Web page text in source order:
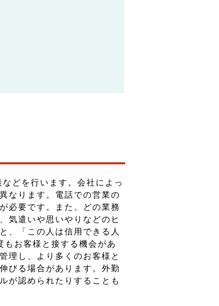
どを行います。会社によっ
なります。電話での営業の
必要です。また、どの業務
気遣いや思いやりなどのヒ
、「この人は信用できる人
お客様と接する機会があ
理し、より多くのお客様と
びる場合があります。外勤
が認められたりすることも